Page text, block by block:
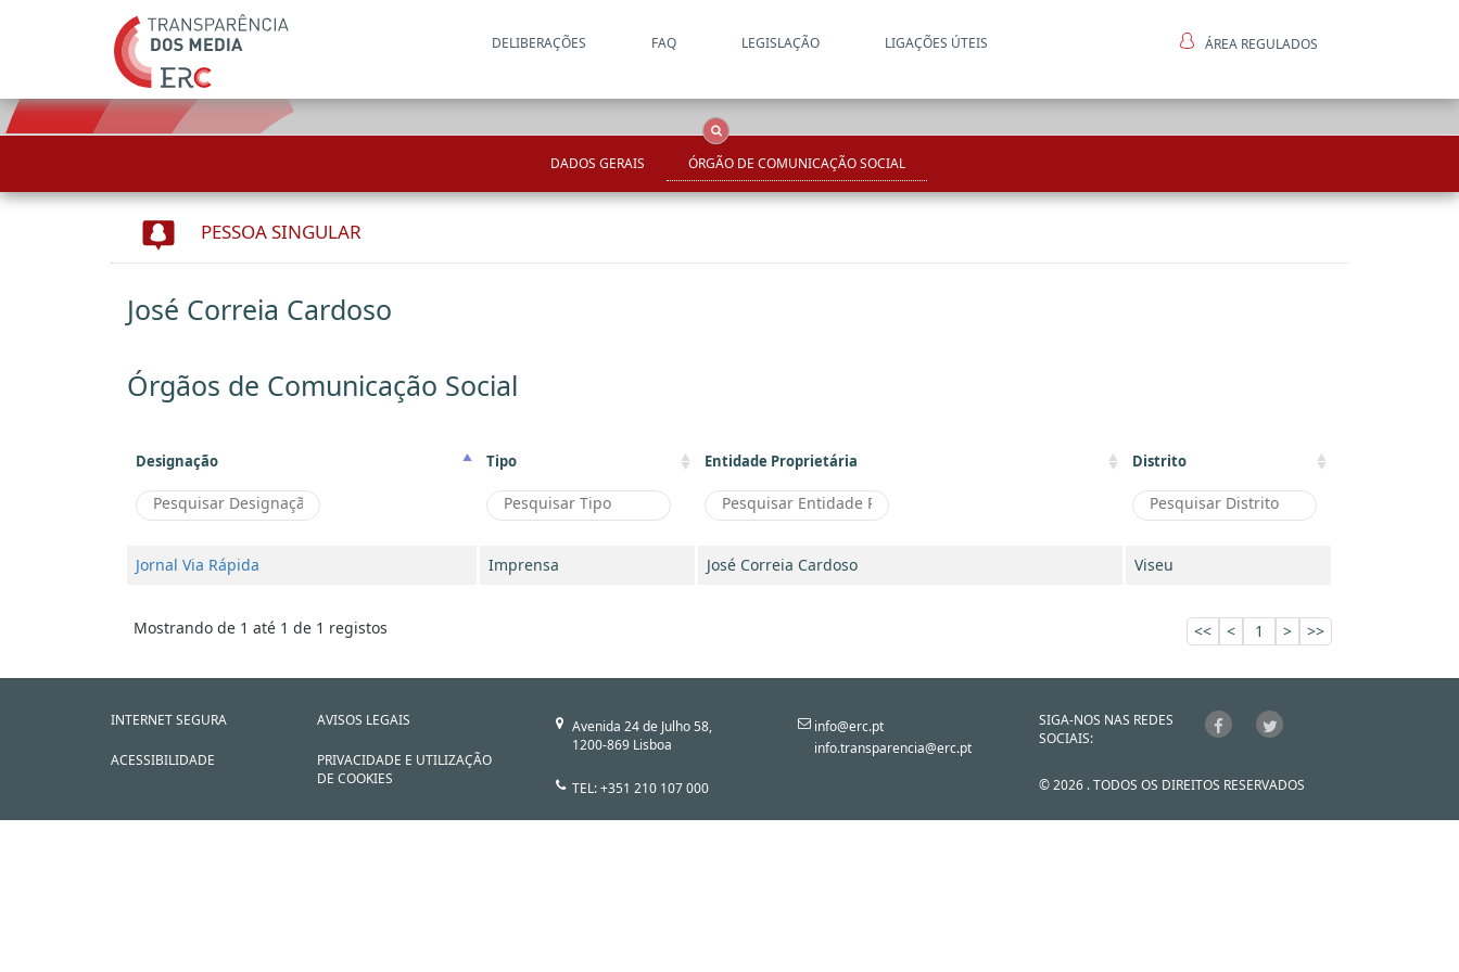
DELIBERAÇÕES FAQ LEGISLAÇÃO LIGAÇÕES ÚTEIS ÁREA REGULADOS
DADOS GERAIS ÓRGÃO DE COMUNICAÇÃO SOCIAL
PESSOA SINGULAR
José Correia Cardoso
Órgãos de Comunicação Social
Designação Tipo Entidade Proprietária Distrito
Jornal Via Rápida Imprensa José Correia Cardoso Viseu
Mostrando de 1 até 1 de 1 registos << < 1 > >>
INTERNET SEGURA
ACESSIBILIDADE
AVISOS LEGAIS
PRIVACIDADE E UTILIZAÇÃO
DE COOKIES
Avenida 24 de Julho 58,
1200-869 Lisboa
TEL: +351 210 107 000
info@erc.pt
info.transparencia@erc.pt
SIGA-NOS NAS REDES
SOCIAIS:
© 2026 . TODOS OS DIREITOS RESERVADOS